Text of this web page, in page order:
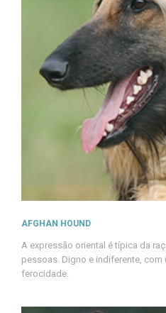
AFGHAN HOUND
A expressão oriental é típica da
pessoas. Digno e indiferente, com
ferocidade.